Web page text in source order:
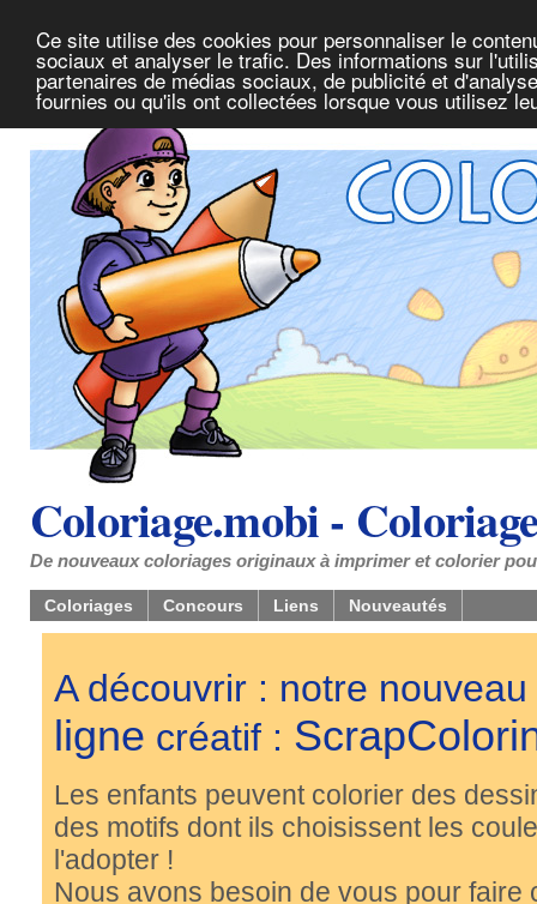
Ce site utilise des cookies pour personnaliser le
sociaux et analyser le trafic. Des informations sur
partenaires de médias sociaux, de publicité et
fournies ou qu'ils ont collectées lorsque vous utilisez
Coloriage.mobi -
De nouveaux coloriages originaux à imprimer et colorier
Coloriages Concours Liens Nouveautés
A découvrir : notre
ligne créatif :
Les enfants peuvent colorier des
des motifs dont ils choisissent les
l'adopter !
Nous avons besoin de vous pour